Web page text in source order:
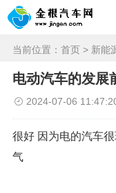
当前位置： 首页 > 新能
电动汽车的发展
2024-07-06
很好 因为电的汽车
气